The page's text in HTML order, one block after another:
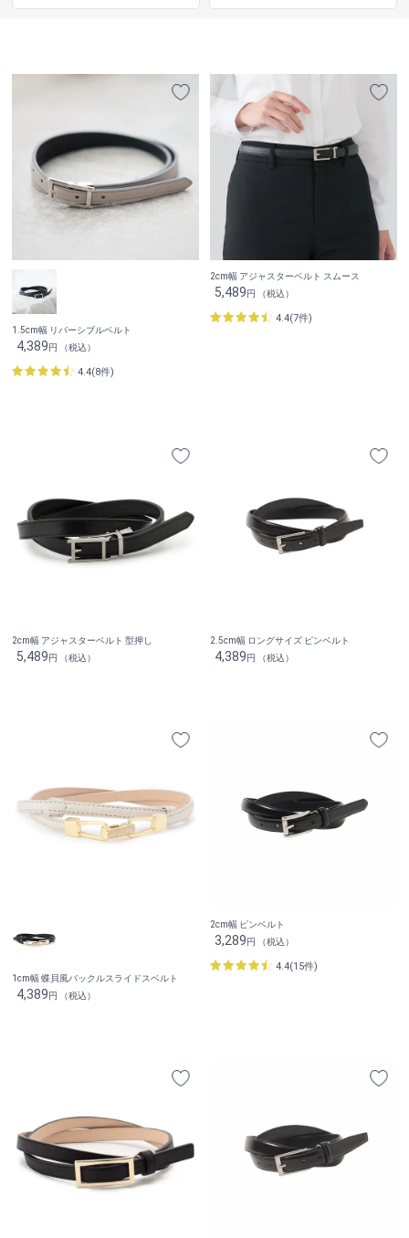
1.5cm幅 リバーシブルベルト
4,389円 （税込）
4.4(8件)
2cm幅 アジャスターベルト スムース
5,489円 （税込）
4.4(7件)
2cm幅 アジャスターベルト 型押し
5,489円 （税込）
2.5cm幅 ロングサイズ ピンベルト
4,389円 （税込）
1cm幅 蝶貝風バックルスライドスベルト
4,389円 （税込）
2cm幅 ピンベルト
3,289円 （税込）
4.4(15件)